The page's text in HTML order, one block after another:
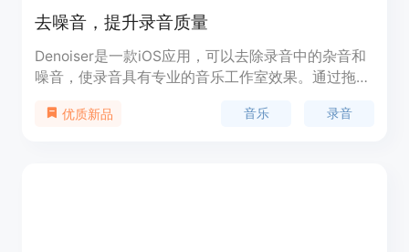
去噪音，提升录音质量
Denoiser是一款iOS应用，可以去除录音中的杂音和
噪音，使录音具有专业的音乐工作室效果。通过拖放
用户可以根据需要调整降噪程度，并下载处理后的文
优质新品 音乐 录音